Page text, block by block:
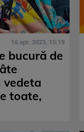
16 apr. 2023, 15:19
bucură de
vedeta
toate,